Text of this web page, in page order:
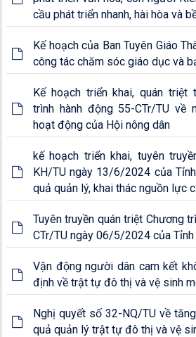
cầu phát triển nhanh, hài hòa và
Kế hoạch của Ban Tuyên Giáo
công tác chăm sóc giáo dục và
Kế hoạch triển khai, quán triệt
trình hành động 55-CTr/TU về
hoạt động của Hội nông dân
kế hoạch triển khai, tuyên truyền
KH/TU ngày 13/6/2024 của
quả quản lý, khai thác nguồn lực
Tuyên truyền quán triệt Chương
CTr/TU ngày 06/5/2024 của
Vận động người dân cam kết
định về trật tự đô thị và vệ sinh
Nghị quyết số 32-NQ/TU về
quả quản lý trật tự đô thị và vệ